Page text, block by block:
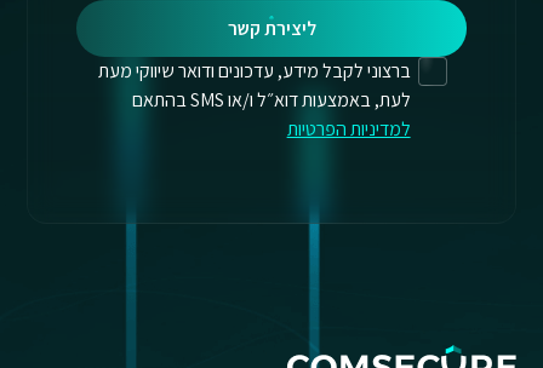
ליצירת קשר
ברצוני לקבל מידע, עדכונים ודואר שיווקי מעת
לעת, באמצעות דוא״ל ו/או SMS בהתאם
למדיניות הפרטיות